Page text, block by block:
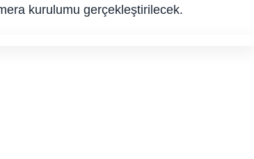
kurulumu gerçekleştirilecek.